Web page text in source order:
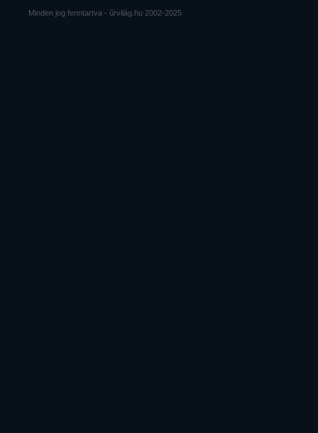
Minden jog fenntartva - űrvilág.hu 2002-2025